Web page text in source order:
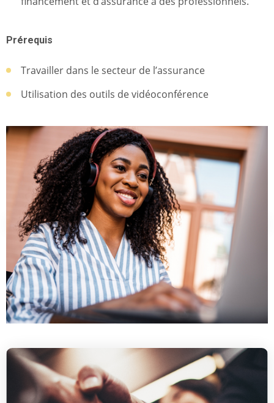
Prérequis
Travailler dans le secteur de l’assurance
Utilisation des outils de vidéoconférence